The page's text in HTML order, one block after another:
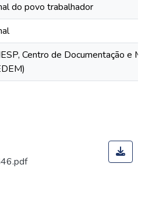
do povo trabalhador
Centro de Documentação e